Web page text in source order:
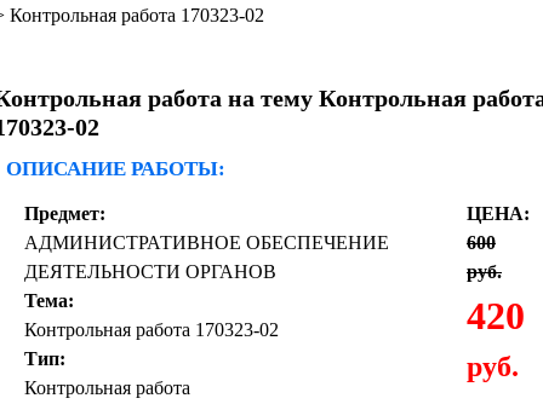
Контрольная работа 170323-02
работа на тему Контрольная
02
ОПИСАНИЕ РАБОТЫ:
Предмет:
АДМИНИСТРАТИВНОЕ ОБЕСПЕЧЕНИЕ
ДЕЯТЕЛЬНОСТИ ОРГАНОВ
Тема:
Контрольная работа 170323-02
Тип:
Контрольная работа
ЦЕНА:
600
руб.
420
руб.